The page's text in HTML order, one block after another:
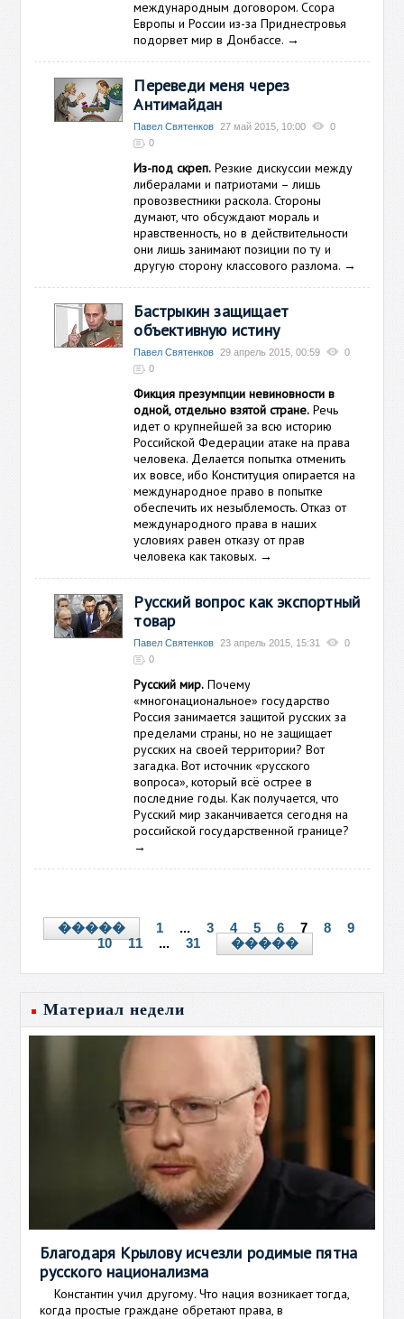
международным договором. Ссора
Европы и России из-за Приднестровья
подорвет мир в Донбассе. →
Переведи меня через
Антимайдан
Павел Святенков 27 май 2015, 10:00
0
0
Из-под скреп. Резкие дискуссии между
либералами и патриотами – лишь
провозвестники раскола. Стороны
думают, что обсуждают мораль и
нравственность, но в действительности
они лишь занимают позиции по ту и
другую сторону классового разлома. →
Бастрыкин защищает
объективную истину
Павел Святенков 29 апрель 2015, 00:59
0
0
Фикция презумпции невиновности в
одной, отдельно взятой стране. Речь
идет о крупнейшей за всю историю
Российской Федерации атаке на права
человека. Делается попытка отменить
их вовсе, ибо Конституция опирается на
международное право в попытке
обеспечить их незыблемость. Отказ от
международного права в наших
условиях равен отказу от прав
человека как таковых. →
Русский вопрос как экспортный
товар
Павел Святенков 23 апрель 2015, 15:31
0
0
Русский мир. Почему
«многонациональное» государство
Россия занимается защитой русских за
пределами страны, но не защищает
русских на своей территории? Вот
загадка. Вот источник «русского
вопроса», который всё острее в
последние годы. Как получается, что
Русский мир заканчивается сегодня на
российской государственной границе?
→
����� 1 ... 3 4 5 6 7 8
9
10
11 ... 31 �����
Материал недели
Благодаря Крылову исчезли родимые пятна
русского национализма
Константин учил другому. Что нация возникает тогда,
когда простые граждане обретают права, в